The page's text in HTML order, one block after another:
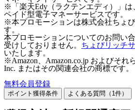
※「楽天Edy（ラクテンエディ）」は
ペイド型電子マネーサービスです。
※本プロモーションは株式会社ちょ
す。
本プロモーションについてのお問い
受けしておりません。 ちょびリッチ
いたします。
※Amazon、Amazon.co.jp およびそれ
Inc. またはその関連会社の商標です。
無料会員登録
ポイント獲得条件 よくある質問（ 1件）